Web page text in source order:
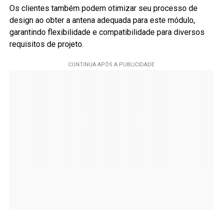
Os clientes também podem otimizar seu processo de
design ao obter a antena adequada para este módulo,
garantindo flexibilidade e compatibilidade para diversos
requisitos de projeto.